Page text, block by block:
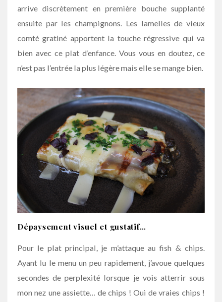
arrive discrètement en première bouche supplanté
ensuite par les champignons. Les lamelles de vieux
comté gratiné apportent la touche régressive qui va
bien avec ce plat d’enfance. Vous vous en doutez, ce
n’est pas l’entrée la plus légère mais elle se mange bien.
Dépaysement visuel et gustatif…
Pour le plat principal, je m’attaque au fish & chips.
Ayant lu le menu un peu rapidement, j’avoue quelques
secondes de perplexité lorsque je vois atterrir sous
mon nez une assiette… de chips ! Oui de vraies chips !